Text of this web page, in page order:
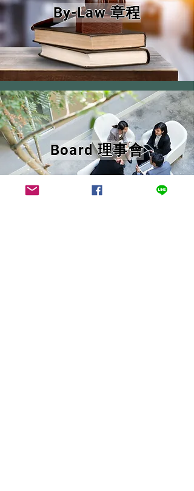
By-Law 章程
Board 理事會